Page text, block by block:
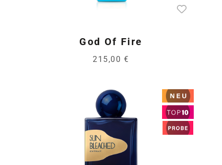
God Of Fire
215,00 €